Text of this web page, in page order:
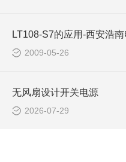
2009-05-26
无风扇设计开关电源
2026-07-29